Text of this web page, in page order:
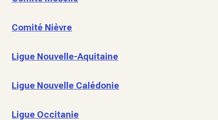
Comité Nièvre
Ligue Nouvelle-Aquitaine
Ligue Nouvelle Calédonie
Ligue Occitanie